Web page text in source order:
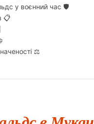
у воєнний час 🛡️
📋
⚖️